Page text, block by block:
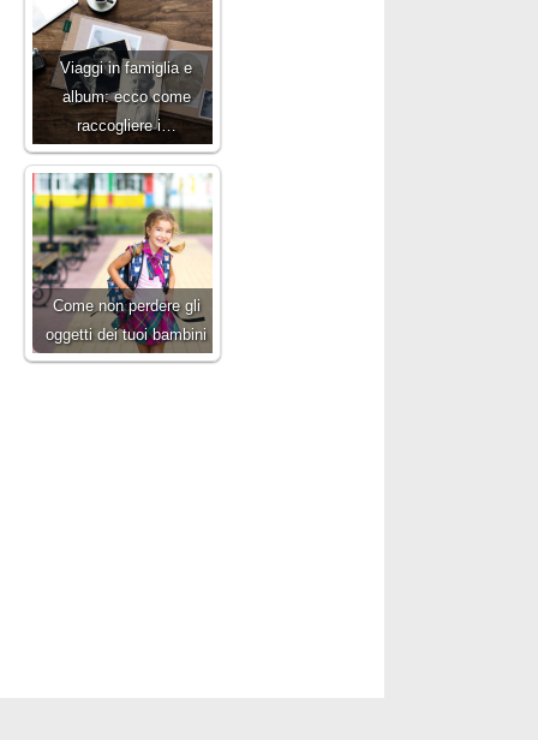
Viaggi in famiglia e
album: ecco come
raccogliere i…
Come non perdere gli
oggetti dei tuoi bambini